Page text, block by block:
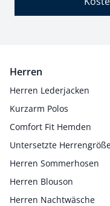
Herren
Herren Lederjacken
Kurzarm Polos
Comfort Fit Hemden
Untersetzte
Herren Sommerhosen
Herren Blouson
Herren Nachtwäsche